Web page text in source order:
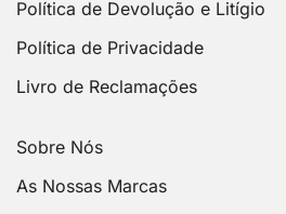
Política de Devolução e Litígio
Política de Privacidade
Livro de Reclamações
Sobre Nós
As Nossas Marcas